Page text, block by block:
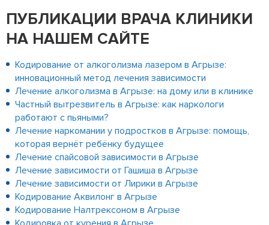
ПУБЛИКАЦИИ ВРАЧА КЛИНИКИ
НА НАШЕМ САЙТЕ
Кодирование от алкоголизма лазером в Агрызе:
инновационный метод лечения зависимости
Лечение алкоголизма в Агрызе: на дому или в клинике
Частный вытрезвитель в Агрызе: как наркологи
работают с пьяными?
Лечение наркомании у подростков в Агрызе: помощь,
которая вернёт ребёнку будущее
Лечение спайсовой зависимости в Агрызе
Лечение зависимости от Гашиша в Агрызе
Лечение зависимости от Лирики в Агрызе
Кодирование Аквилонг в Агрызе
Кодирование Налтрексоном в Агрызе